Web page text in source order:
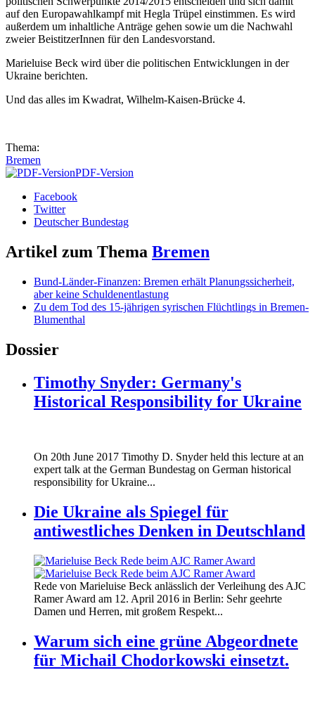
auf den Europawahlkampf mit Hegla Trüpel einstimmen. Es wird
außerdem um inhaltliche Anträge gehen sowie um die Nachwahl
zweier BeistitzerInnen für den Landesvorstand.
Marieluise Beck wird über die politischen Entwicklungen in der
Ukraine berichten.
Und das alles im Kwadrat, Wilhelm-Kaisen-Brücke 4.
Thema:
Bremen
PDF-Version
Facebook
Twitter
Deutscher Bundestag
Artikel zum Thema Bremen
Bund-Länder-Finanzen: Bremen erhält Planungssicherheit,
aber keine Schuldenentlastung
Zu dem Tod des 15-jährigen syrischen Flüchtlings in Bremen-
Blumenthal
Dossier
Timothy Snyder: Germany's
Historical Responsibility for Ukraine
On 20th June 2017 Timothy D. Snyder held this lecture at an
expert talk at the German Bundestag on German historical
responsibility for Ukraine...
Die Ukraine als Spiegel für
antiwestliches Denken in Deutschland
160412_ramer_award.jpg
160412_ramer_award.jpg
Rede von Marieluise Beck anlässlich der Verleihung des AJC
Ramer Award am 12. April 2016 in Berlin: Sehr geehrte
Damen und Herren, mit großem Respekt...
Warum sich eine grüne Abgeordnete
für Michail Chodorkowski einsetzt.